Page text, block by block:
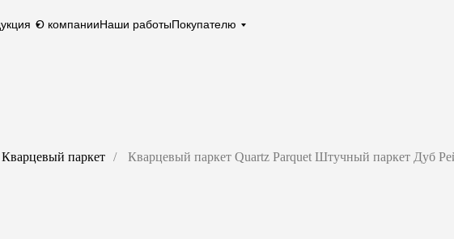
О компанииНаши работыПокупателю
Кварцевый паркет / Кварцевый паркет Quartz Parquet Штучный паркет Дуб